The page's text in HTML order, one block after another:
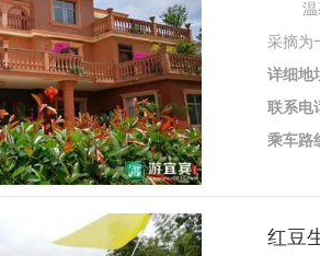
温馨
采摘为
详细地
联系电
乘车路
红豆